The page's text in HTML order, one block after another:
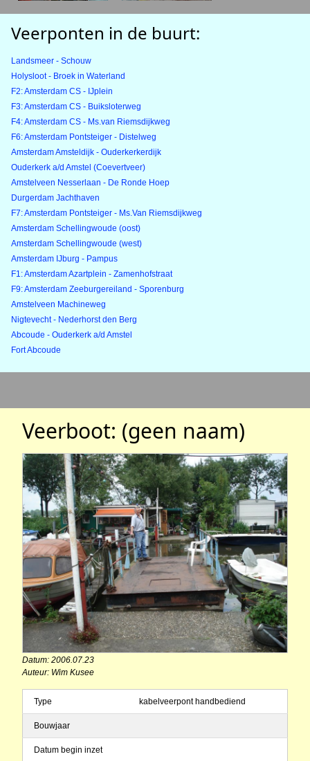
Veerponten in de buurt:
Landsmeer - Schouw
Holysloot - Broek in Waterland
F2: Amsterdam CS - IJplein
F3: Amsterdam CS - Buiksloterweg
F4: Amsterdam CS - Ms.van Riemsdijkweg
F6: Amsterdam Pontsteiger - Distelweg
Amsterdam Amsteldijk - Ouderkerkerdijk
Ouderkerk a/d Amstel (Coevertveer)
Amstelveen Nesserlaan - De Ronde Hoep
Durgerdam Jachthaven
F7: Amsterdam Pontsteiger - Ms.Van Riemsdijkweg
Amsterdam Schellingwoude (oost)
Amsterdam Schellingwoude (west)
Amsterdam IJburg - Pampus
F1: Amsterdam Azartplein - Zamenhofstraat
F9: Amsterdam Zeeburgereiland - Sporenburg
Amstelveen Machineweg
Nigtevecht - Nederhorst den Berg
Abcoude - Ouderkerk a/d Amstel
Fort Abcoude
Veerboot: (geen naam)
Datum: 2006.07.23
Auteur: Wim Kusee
Type kabelveerpont handbediend
Bouwjaar
Datum begin inzet